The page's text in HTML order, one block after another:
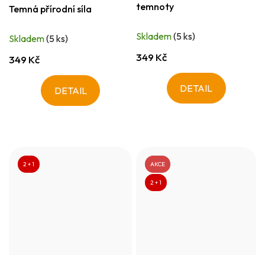
Temná přírodní síla
Skladem(5 ks)
349 Kč
DETAIL
temnoty
Skladem(5 ks)
349 Kč
DETAIL
2 + 1 AKCE
2 + 1